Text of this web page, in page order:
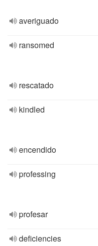
averiguado
ransomed
rescatado
kindled
encendido
professing
profesar
deficiencies